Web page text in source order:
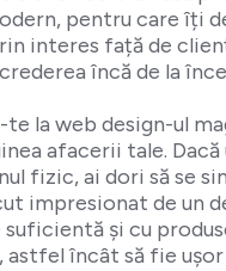
pentru care îți
interes față de
încă de la
la web design-ul
afacerii tale.
fizic, ai dori să se
impresionat de un
și cu
astfel încât să fie ușor